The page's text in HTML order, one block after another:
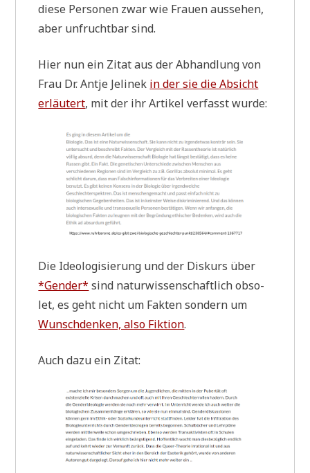
die­se Per­so­nen zwar wie Frau­en aus­se­hen,
aber unfrucht­bar sind.
Hier nun ein Zitat aus der Abhand­lung von
Frau Dr. Ant­je Jeli­nek in der sie die Absicht
erläu­tert, mit der ihr Arti­kel ver­fasst wurde:
Die Ideo­lo­gi­sie­rung und der Dis­kurs über
*Gen­der* sind natur­wis­sen­schaft­lich obso­
let, es geht nicht um Fak­ten son­dern um
Wunsch­den­ken, also Fik­ti­on.
Auch dazu ein Zitat: